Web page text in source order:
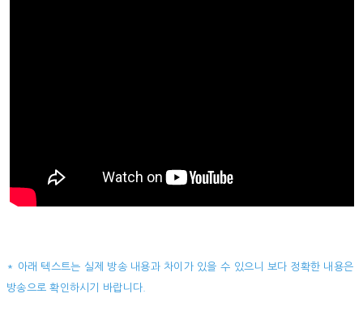
* 아래 텍스트는 실제 방송 내용과 차이가 있을 수 있으니 보다 정확한 내용은
방송으로 확인하시기 바랍니다.